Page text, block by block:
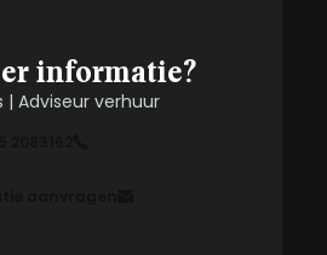
informatie?
| Adviseur verhuur